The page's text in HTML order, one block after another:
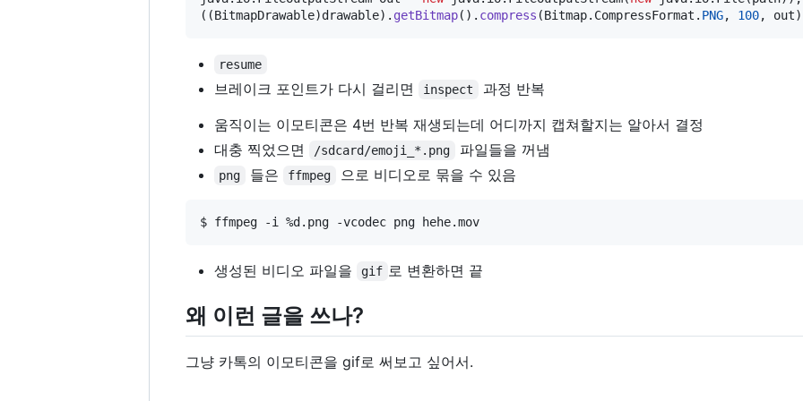
((BitmapDrawable)drawable). getBitmap(). compress (Bitmap. CompressFormat . PNG, 100, out
resume
브레이크 포인트가 다시 걸리면 inspect
과정 반복
움직이는 이모티콘은 4번 반복 재생되는데 어디까지 캡쳐할지는 알아서 결정
대충 찍었으면
/sdcard/emoji_*.png 파일들을 꺼냄
png 들은 ffmpeg 으로 비디오로 묶을 수 있음
생성된 비디오 파일을 gif 로 변환하면 끝
왜 이런 글을 쓰나?
그냥 카톡의 이모티콘을 gif로 써보고 싶어서.